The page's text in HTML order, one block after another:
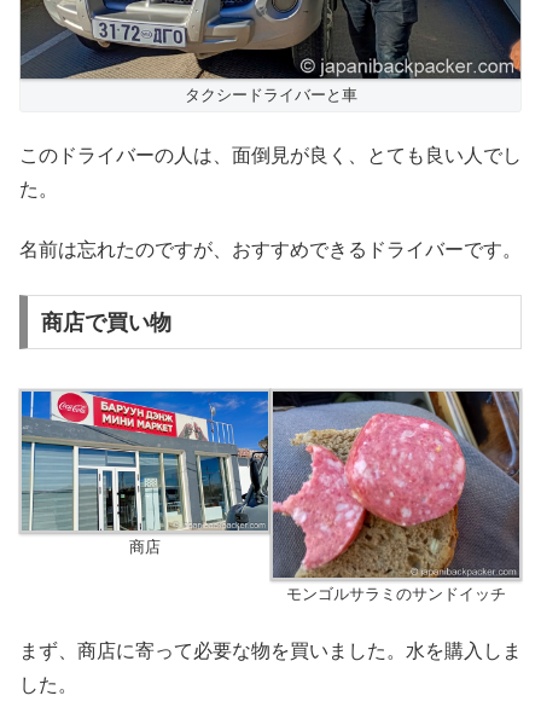
タクシードライバーと車
このドライバーの人は、面倒見が良く、とても良い人でし
た。
名前は忘れたのですが、おすすめできるドライバーです。
商店で買い物
商店
モンゴルサラミのサンドイッチ
まず、商店に寄って必要な物を買いました。水を購入しま
した。